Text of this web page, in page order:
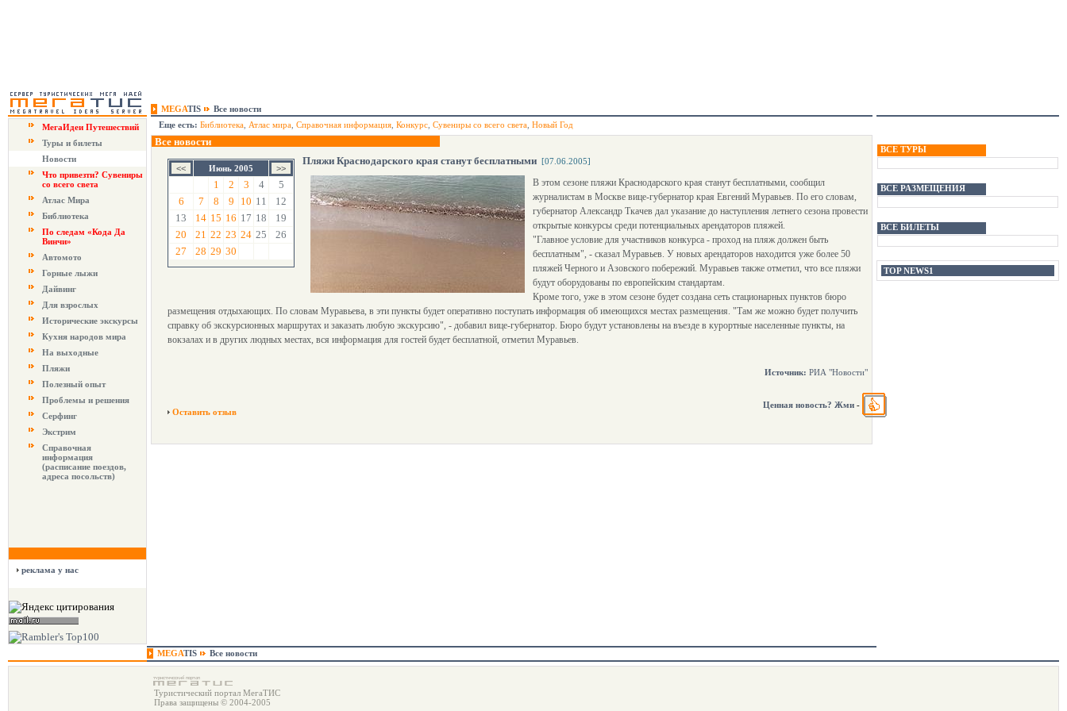
MEGATIS
Все новости
МегаИдеи Путешествий
Туры и билеты
Новости
Что привезти? Сувениры
со всего света
Атлас Мира
Библиотека
По следам «Кода Да
Винчи»
Автомото
Горные лыжи
Дайвинг
Для взрослых
Исторические экскурсы
Кухня народов мира
На выходные
Пляжи
Полезный опыт
Проблемы и решения
Серфинг
Экстрим
Справочная
информация
(расписание поездов,
адреса посольств)
реклама у нас
Еще есть: Библиотека Атлас мира Справочная информация Конкурс Сувениры со всего света Новый Год
Все новости
Июнь 2005
1 2 3 4
5
6
7 8 9 10 11
12
13
14 15 16 17 18
19
20
21 22 23 24 25
26
27
28 29 30
Пляжи Краснодарского края станут бесплатными [07.06.2005]
В этом сезоне пляжи Краснодарского края станут бесплатными, сообщил
журналистам в Москве вице-губернатор края Евгений Муравьев. По его словам,
губернатор Александр Ткачев дал указание до наступления летнего сезона провести
открытые конкурсы среди потенциальных арендаторов пляжей.
"Главное условие для участников конкурса - проход на пляж должен быть
бесплатным", - сказал Муравьев. У новых арендаторов находится уже более 50
пляжей Черного и Азовского побережий. Муравьев также отметил, что все пляжи
будут оборудованы по европейским стандартам.
Кроме того, уже в этом сезоне будет создана сеть стационарных пунктов бюро
размещения отдыхающих. По словам Муравьева, в эти пункты будет оперативно поступать информация об имеющихся местах размещения. "Там же можно будет получить
справку об экскурсионных маршрутах и заказать любую экскурсию", - добавил вице-губернатор. Бюро будут установлены на въезде в курортные населенные пункты, на
вокзалах и в других людных местах, вся информация для гостей будет бесплатной, отметил Муравьев.
Источник: РИА "Новости"
Оставить отзыв
Ценная новость? Жми -
ВСЕ ТУРЫ
ВСЕ РАЗМЕЩЕНИЯ
ВСЕ БИЛЕТЫ
TOP NEWS1
MEGATIS Все новости
Туристический портал МегаТИС
Права защищены © 2004-2005